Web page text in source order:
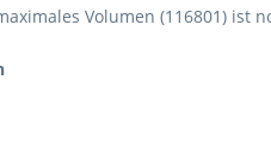
Volumen (116801) ist